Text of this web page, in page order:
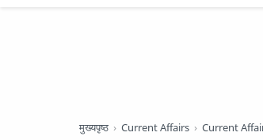
मुख्यपृष्ठ Current Affairs Current